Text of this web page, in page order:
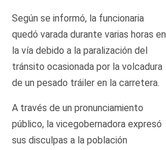
Según se informó, la funcionaria
quedó varada durante varias horas en
la vía debido a la paralización del
tránsito ocasionada por la volcadura
de un pesado tráiler en la carretera.
A través de un pronunciamiento
público, la vicegobernadora expresó
sus disculpas a la población